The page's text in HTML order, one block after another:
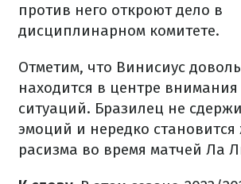
против него откроют дело в
дисциплинарном комитете.
Отметим, что Винисиус
находится в центре
ситуаций. Бразилец не
эмоций и нередко становится
расизма во время матчей Ла